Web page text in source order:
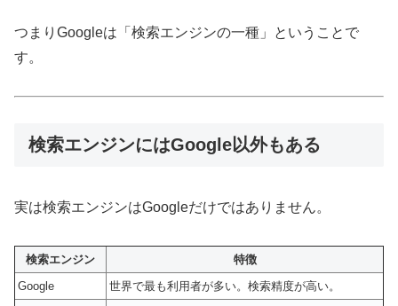
つまりGoogleは「検索エンジンの一種」ということで
す。
検索エンジンにはGoogle以外もある
実は検索エンジンはGoogleだけではありません。
検索エンジン
特徴
Google
世界で最も利用者が多い。検索精度が高い。